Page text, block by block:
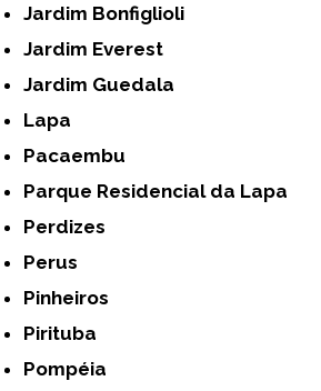
Jardim Bonfiglioli
Jardim Everest
Jardim Guedala
Lapa
Pacaembu
Parque Residencial da Lapa
Perdizes
Perus
Pinheiros
Pirituba
Pompéia